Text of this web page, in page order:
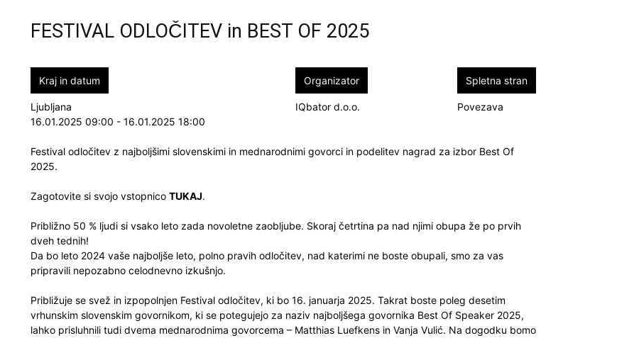
FESTIVAL ODLOČITEV in BEST OF 2025
Kraj in datum
Ljubljana
16.01.2025 09:00 - 16.01.2025 18:00
Organizator
IQbator d.o.o.
Spletna stran
Povezava
Festival odločitev z najboljšimi slovenskimi in mednarodnimi govorci in podelitev nagrad za izbor Best Of
2025.
Zagotovite si svojo vstopnico TUKAJ.
Približno 50 % ljudi si vsako leto zada novoletne zaobljube. Skoraj četrtina pa nad njimi obupa že po prvih
dveh tednih!
Da bo leto 2024 vaše najboljše leto, polno pravih odločitev, nad katerimi ne boste obupali, smo za vas
pripravili nepozabno celodnevno izkušnjo.
Približuje se svež in izpopolnjen Festival odločitev, ki bo 16. januarja 2025. Takrat boste poleg desetim
vrhunskim slovenskim govornikom, ki se potegujejo za naziv najboljšega govornika Best Of Speaker 2025,
lahko prisluhnili tudi dvema mednarodnima govorcema – Matthias Luefkens in Vanja Vulić. Na dogodku bomo